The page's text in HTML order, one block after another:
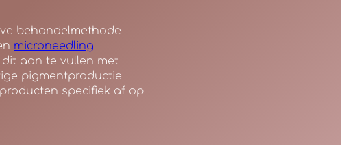
behandelmethode
microneedling
aan te vullen met
pigmentproductie
specifiek af op